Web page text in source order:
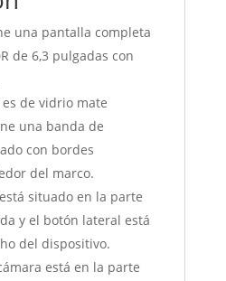
una pantalla completa
de 6,3 pulgadas con
de vidrio mate
una banda de
con bordes
del marco.
situado en la parte
y el botón lateral está
del dispositivo.
está en la parte